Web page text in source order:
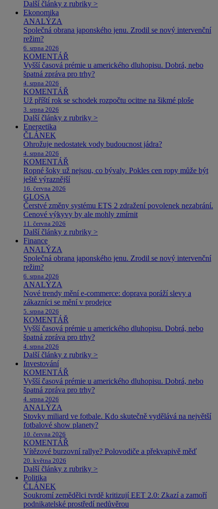
Další články z rubriky >
Ekonomika
ANALÝZA
Společná obrana japonského jenu. Zrodil se nový intervenční
režim?
6. srpna 2026
KOMENTÁŘ
Vyšší časová prémie u amerického dluhopisu. Dobrá, nebo
špatná zpráva pro trhy?
4. srpna 2026
KOMENTÁŘ
Už příští rok se schodek rozpočtu ocitne na šikmé ploše
3. srpna 2026
Další články z rubriky >
Energetika
ČLÁNEK
Ohrožuje nedostatek vody budoucnost jádra?
4. srpna 2026
KOMENTÁŘ
Ropné šoky už nejsou, co bývaly. Pokles cen ropy může být
ještě výraznější
16. června 2026
GLOSA
Čerstvé změny systému ETS 2 zdražení povolenek nezabrání.
Cenové výkyvy by ale mohly zmírnit
11. června 2026
Další články z rubriky >
Finance
ANALÝZA
Společná obrana japonského jenu. Zrodil se nový intervenční
režim?
6. srpna 2026
ANALÝZA
Nové trendy mění e-commerce: doprava poráží slevy a
zákazníci se mění v prodejce
5. srpna 2026
KOMENTÁŘ
Vyšší časová prémie u amerického dluhopisu. Dobrá, nebo
špatná zpráva pro trhy?
4. srpna 2026
Další články z rubriky >
Investování
KOMENTÁŘ
Vyšší časová prémie u amerického dluhopisu. Dobrá, nebo
špatná zpráva pro trhy?
4. srpna 2026
ANALÝZA
Stovky miliard ve fotbale. Kdo skutečně vydělává na největší
fotbalové show planety?
10. června 2026
KOMENTÁŘ
Vítězové burzovní rallye? Polovodiče a překvapivě měď
20. května 2026
Další články z rubriky >
Politika
ČLÁNEK
Soukromí zemědělci tvrdě kritizují EET 2.0: Zkazí a zamoří
podnikatelské prostředí nedůvěrou